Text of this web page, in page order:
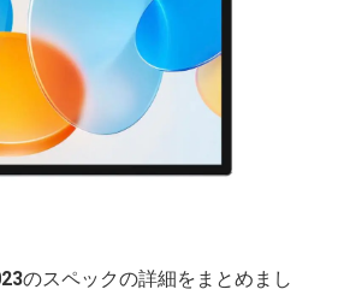
のスペックの詳細をまとめまし